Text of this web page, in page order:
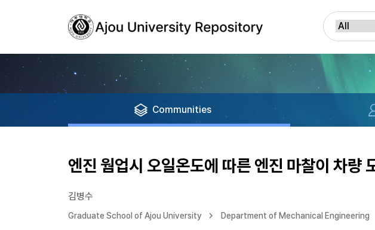
Communities
엔진 웜업시 오일온도에 따른 엔진 마찰이 차량
김병수
Graduate School of Ajou University Department of Mechanical Engineering